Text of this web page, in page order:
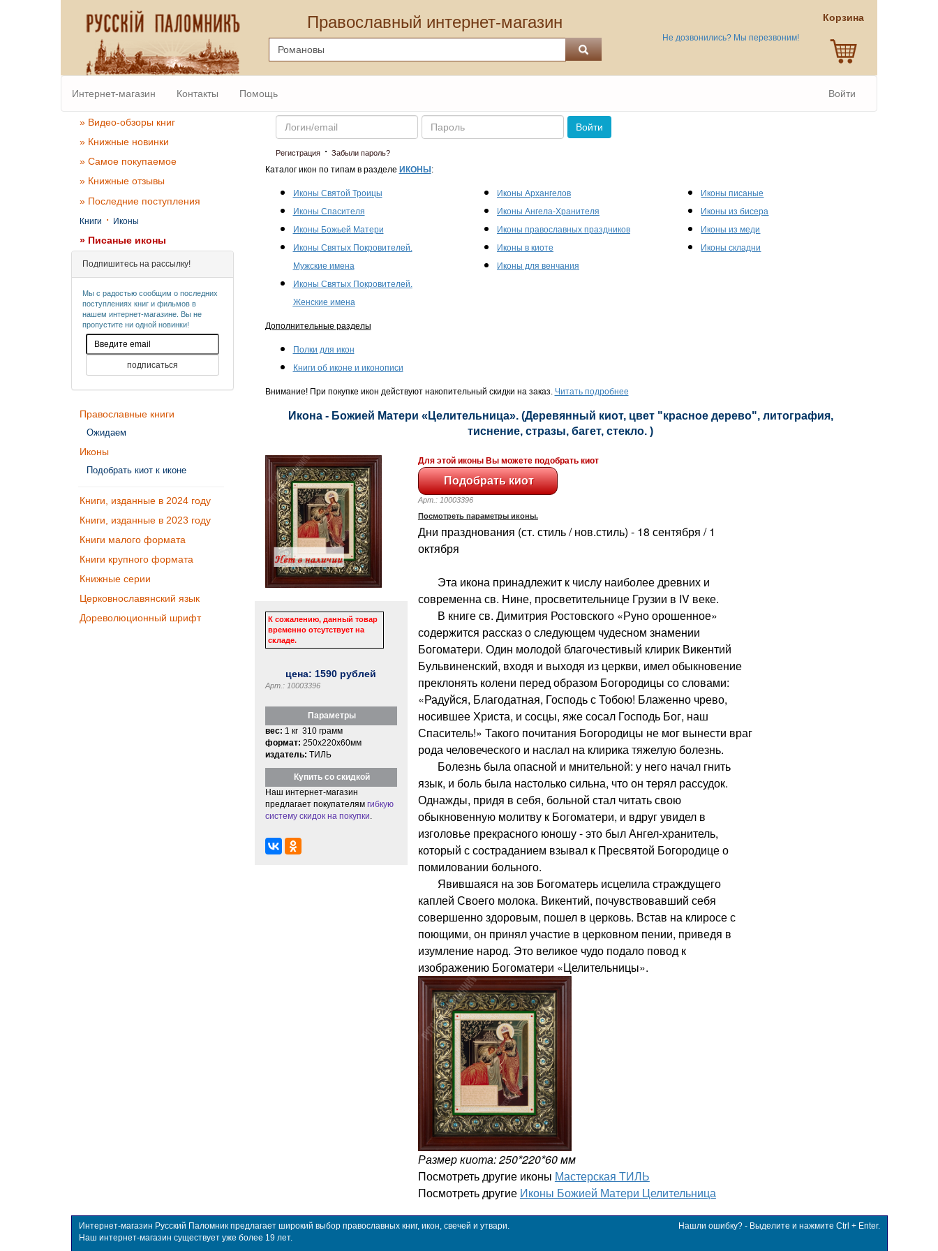
Православный интернет-магазин
Не дозвонились? Мы перезвоним!
Корзина
Интернет-магазин Контакты Помощь Войти
» Видео-обзоры книг
» Книжные новинки
» Самое покупаемое
» Книжные отзывы
» Последние поступления
Книги · Иконы
» Писаные иконы
Подпишитесь на рассылку!
Мы с радостью сообщим о последних
поступлениях книг и фильмов в
нашем интернет-магазине. Вы не
пропустите ни одной новинки!
Православные книги
Ожидаем
Иконы
Подобрать киот к иконе
Книги, изданные в 2024 году
Книги, изданные в 2023 году
Книги малого формата
Книги крупного формата
Книжные серии
Церковнославянский язык
Дореволюционный шрифт
Email Пароль
Войти
Регистрация· Забыли пароль?
Каталог икон по типам в разделе ИКОНЫ :
Иконы Святой Троицы
Иконы Спасителя
Иконы Божьей Матери
Иконы Святых Покровителей.
Мужские имена
Иконы Святых Покровителей.
Женские имена
Иконы Архангелов
Иконы Ангела-Хранителя
Иконы православных праздников
Иконы в киоте
Иконы для венчания
Иконы писаные
Иконы из бисера
Иконы из меди
Иконы складни
Дополнительные разделы
Полки для икон
Книги об иконе и иконописи
Внимание! При покупке икон действуют накопительный скидки на заказ. Читать подробнее
Икона - Божией Матери «Целительница». (Деревянный киот, цвет "красное дерево", литография,
тиснение, стразы, багет, стекло. )
К сожалению, данный товар
временно отсутствует на
складе.
цена: 1590 рублей
Арт.: 10003396
Параметры
вес: 1 кг 310 грамм
формат: 250x220x60мм
издатель: ТИЛЬ
Купить со скидкой
Наш интернет-магазин
предлагает покупателям гибкую
систему скидок на покупки
Для этой иконы Вы можете подобрать киот
Арт.: 10003396
Посмотреть параметры иконы.
Дни празднования (ст. стиль / нов.стиль) - 18 сентября / 1
октября
Эта икона принадлежит к числу наиболее древних и
современна св. Нине, просветительнице Грузии в IV веке.
В книге св. Димитрия Ростовского «Руно орошенное»
содержится рассказ о следующем чудесном знамении
Богоматери. Один молодой благочестивый клирик Викентий
Бульвиненский, входя и выходя из церкви, имел обыкновение
преклонять колени перед образом Богородицы со словами:
«Радуйся, Благодатная, Господь с Тобою! Блаженно чрево,
носившее Христа, и сосцы, яже сосал Господь Бог, наш
Спаситель!» Такого почитания Богородицы не мог вынести враг
рода человеческого и наслал на клирика тяжелую болезнь.
Болезнь была опасной и мнительной: у него начал гнить
язык, и боль была настолько сильна, что он терял рассудок.
Однажды, придя в себя, больной стал читать свою
обыкновенную молитву к Богоматери, и вдруг увидел в
изголовье прекрасного юношу - это был Ангел-хранитель,
который с состраданием взывал к Пресвятой Богородице о
помиловании больного.
Явившаяся на зов Богоматерь исцелила страждущего
каплей Своего молока. Викентий, почувствовавший себя
совершенно здоровым, пошел в церковь. Встав на клиросе с
поющими, он принял участие в церковном пении, приведя в
изумление народ. Это великое чудо подало повод к
изображению Богоматери «Целительницы».
Размер киота: 250*220*60 мм
Посмотреть другие иконы Мастерская ТИЛЬ
Посмотреть другие Иконы Божией Матери Целительница
Интернет-магазин Русский Паломник предлагает широкий выбор православных книг, икон, свечей и утвари.
Наш интернет-магазин существует уже более 19 лет.
Нашли ошибку? - Выделите и нажмите Ctrl + Enter.